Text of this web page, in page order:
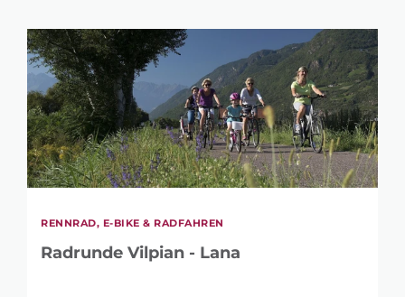
RENNRAD, E-BIKE & RADFAHREN
Radrunde Vilpian - Lana